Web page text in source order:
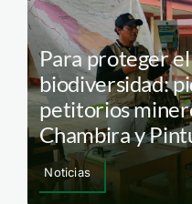
Para proteger el
biodiversidad:
petitorios
Chambira y
Noticias